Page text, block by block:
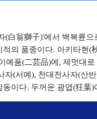
(白翁獅子)'에서 백복륜
의 품종이다. 아키타현(
예품(二芸品)에, 제멋대
자(서예), 천대전사자(산
동이다. 두꺼운 광엽(狂